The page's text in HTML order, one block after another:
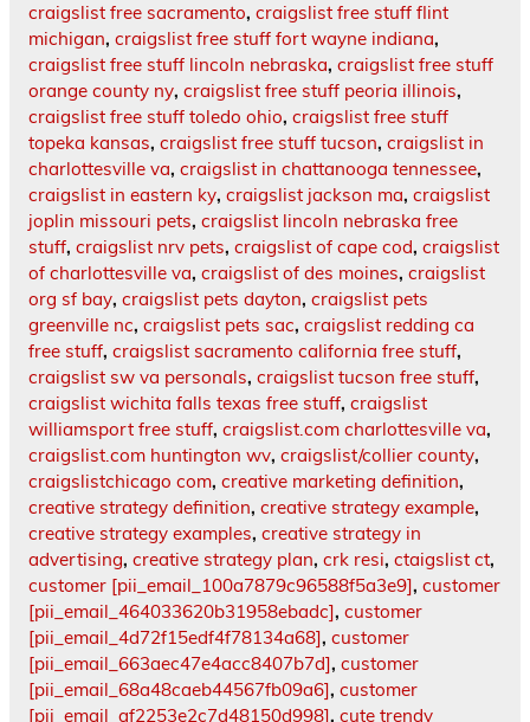
craigslist free sacramento, craigslist free stuff flint
michigan, craigslist free stuff fort wayne indiana,
craigslist free stuff lincoln nebraska, craigslist free stuff
orange county ny, craigslist free stuff peoria illinois,
craigslist free stuff toledo ohio, craigslist free stuff
topeka kansas, craigslist free stuff tucson, craigslist in
charlottesville va, craigslist in chattanooga tennessee,
craigslist in eastern ky, craigslist jackson ma, craigslist
joplin missouri pets, craigslist lincoln nebraska free
stuff, craigslist nrv pets, craigslist of cape cod, craigslist
of charlottesville va, craigslist of des moines, craigslist
org sf bay, craigslist pets dayton, craigslist pets
greenville nc, craigslist pets sac, craigslist redding ca
free stuff, craigslist sacramento california free stuff,
craigslist sw va personals, craigslist tucson free stuff,
craigslist wichita falls texas free stuff, craigslist
williamsport free stuff, craigslist.com charlottesville va,
craigslist.com huntington wv, craigslist/collier county,
craigslistchicago com, creative marketing definition,
creative strategy definition, creative strategy example,
creative strategy examples, creative strategy in
advertising, creative strategy plan, crk resi, ctaigslist ct,
customer [pii_email_100a7879c96588f5a3e9], customer
[pii_email_464033620b31958ebadc], customer
[pii_email_4d72f15edf4f78134a68], customer
[pii_email_663aec47e4acc8407b7d], customer
[pii_email_68a48caeb44567fb09a6], customer
[pii_email_af2253e2c7d48150d998], cute trendy